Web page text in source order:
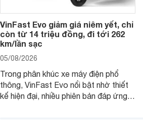
VinFast Evo giảm giá niêm yết, chỉ
còn từ 14 triệu đồng, đi tới 262
km/lần sạc
05/08/2026
Trong phân khúc xe máy điện phổ
thông, VinFast Evo nổi bật nhờ thiết
kế hiện đại, nhiều phiên bản đáp ứng